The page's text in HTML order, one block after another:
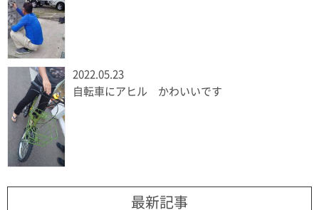
2022.05.23
自転車にアヒル かわいいです
最新記事